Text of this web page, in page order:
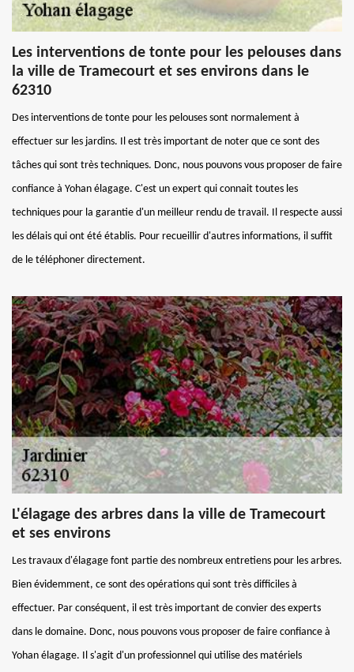
Les interventions de tonte pour les pelouses dans
la ville de Tramecourt et ses environs dans le
62310
Des interventions de tonte pour les pelouses sont normalement à
effectuer sur les jardins. Il est très important de noter que ce sont des
tâches qui sont très techniques. Donc, nous pouvons vous proposer de faire
confiance à Yohan élagage. C'est un expert qui connait toutes les
techniques pour la garantie d'un meilleur rendu de travail. Il respecte aussi
les délais qui ont été établis. Pour recueillir d'autres informations, il suffit
de le téléphoner directement.
L'élagage des arbres dans la ville de Tramecourt
et ses environs
Les travaux d'élagage font partie des nombreux entretiens pour les arbres.
Bien évidemment, ce sont des opérations qui sont très difficiles à
effectuer. Par conséquent, il est très important de convier des experts
dans le domaine. Donc, nous pouvons vous proposer de faire confiance à
Yohan élagage. Il s'agit d'un professionnel qui utilise des matériels